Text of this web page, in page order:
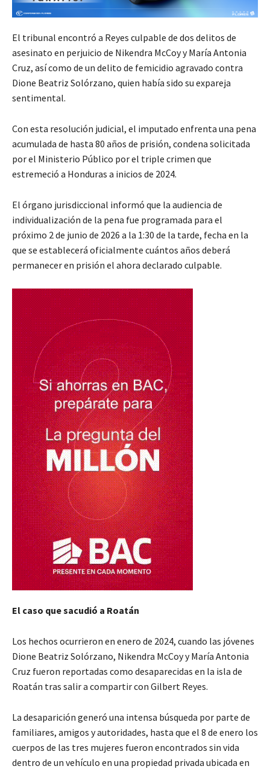
El tribunal encontró a Reyes culpable de dos delitos de
asesinato en perjuicio de Nikendra McCoy y María Antonia
Cruz, así como de un delito de femicidio agravado contra
Dione Beatriz Solórzano, quien había sido su expareja
sentimental.
Con esta resolución judicial, el imputado enfrenta una pena
acumulada de hasta 80 años de prisión, condena solicitada
por el Ministerio Público por el triple crimen que
estremeció a Honduras a inicios de 2024.
El órgano jurisdiccional informó que la audiencia de
individualización de la pena fue programada para el
próximo 2 de junio de 2026 a la 1:30 de la tarde, fecha en la
que se establecerá oficialmente cuántos años deberá
permanecer en prisión el ahora declarado culpable.
El caso que sacudió a Roatán
Los hechos ocurrieron en enero de 2024, cuando las jóvenes
Dione Beatriz Solórzano, Nikendra McCoy y María Antonia
Cruz fueron reportadas como desaparecidas en la isla de
Roatán tras salir a compartir con Gilbert Reyes.
La desaparición generó una intensa búsqueda por parte de
familiares, amigos y autoridades, hasta que el 8 de enero los
cuerpos de las tres mujeres fueron encontrados sin vida
dentro de un vehículo en una propiedad privada ubicada en